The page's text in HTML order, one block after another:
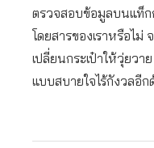
ตรวจสอบข้อมูลบนแท็ก
โดยสารของเราหรือไม่
เปลี่ยนกระเป๋าให้วุ่ยวา
แบบสบายใจไร้กังวลอีก